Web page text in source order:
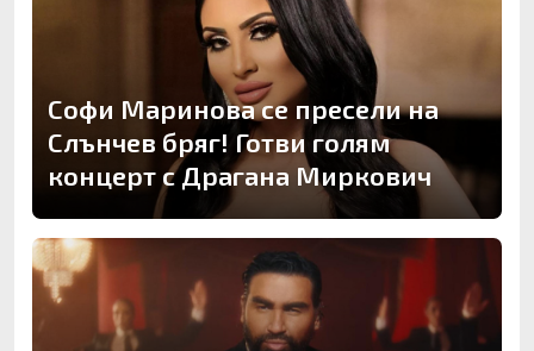
Софи Маринова се пресели на
Слънчев бряг! Готви голям
концерт с Драгана Миркович